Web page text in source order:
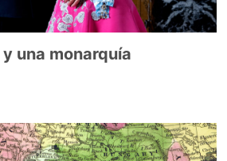
una monarquía